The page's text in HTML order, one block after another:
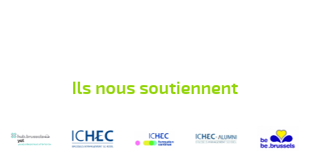
Ils nous soutiennent